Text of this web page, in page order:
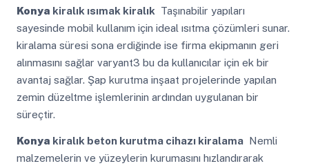
Konya kiralık ısımak kiralık Taşınabilir yapıları
sayesinde mobil kullanım için ideal ısıtma çözümleri sunar.
kiralama süresi sona erdiğinde ise firma ekipmanın geri
alınmasını sağlar varyant3 bu da kullanıcılar için ek bir
avantaj sağlar. Şap kurutma inşaat projelerinde yapılan
zemin düzeltme işlemlerinin ardından uygulanan bir
süreçtir.
Konya kiralık beton kurutma cihazı kiralamaNemli
malzemelerin ve yüzeylerin kurumasını hızlandırarak